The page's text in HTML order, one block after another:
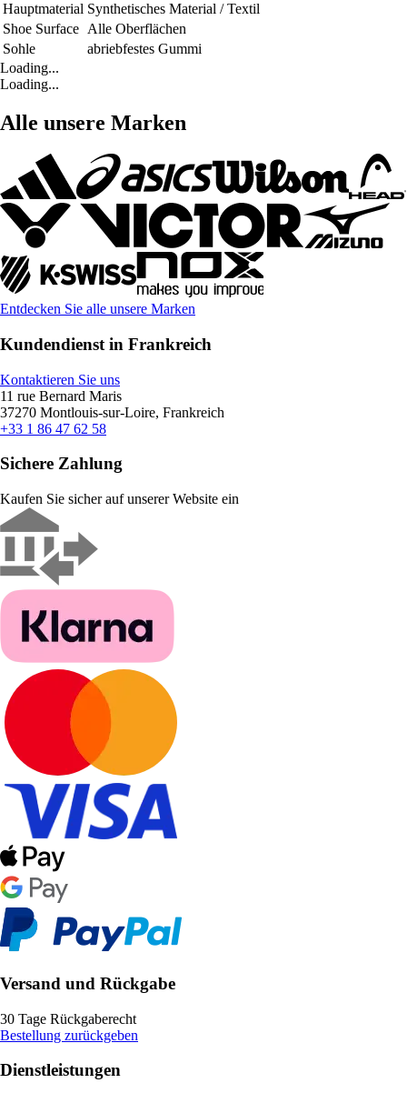
Hauptmaterial Synthetisches Material / Textil
Shoe Surface Alle Oberflächen
Sohle
abriebfestes Gummi
Loading...
Loading...
Alle unsere Marken
Entdecken Sie alle unsere Marken
Kundendienst in Frankreich
Kontaktieren Sie uns
11 rue Bernard Maris
37270 Montlouis-sur-Loire, Frankreich
+33 1 86 47 62 58
Sichere Zahlung
Kaufen Sie sicher auf unserer Website ein
Versand und Rückgabe
30 Tage Rückgaberecht
Bestellung zurückgeben
Dienstleistungen